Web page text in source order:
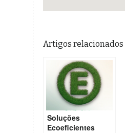
Artigos relacionados
Soluções
Ecoeficientes